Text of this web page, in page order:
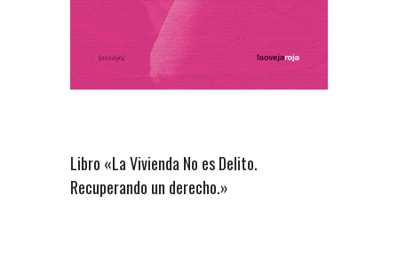
Libro «La Vivienda No es Delito.
Recuperando un derecho.»